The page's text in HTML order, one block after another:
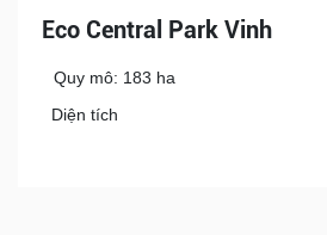
Eco Central Park Vinh
Quy mô: 183 ha
Diện tích